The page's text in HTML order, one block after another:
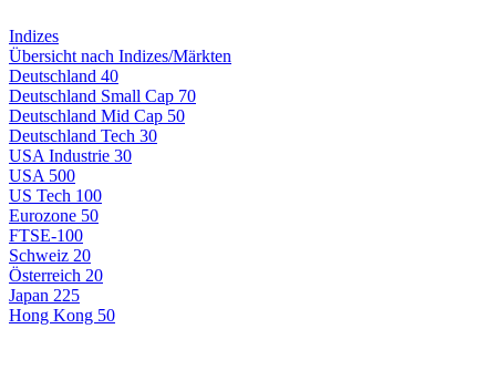
Indizes
Übersicht nach Indizes/Märkten
Deutschland 40
Deutschland Small Cap 70
Deutschland Mid Cap 50
Deutschland Tech 30
USA Industrie 30
USA 500
US Tech 100
Eurozone 50
FTSE-100
Schweiz 20
Österreich 20
Japan 225
Hong Kong 50